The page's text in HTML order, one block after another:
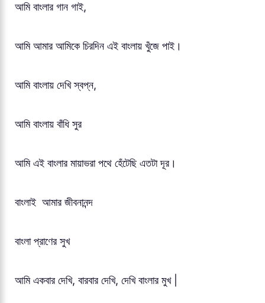
আমি বাংলার গান গাই,
আমি আমার আমিকে চিরদিন এই বাংলায় খুঁজে পাই।
আমি বাংলায় দেখি স্বপ্ন,
আমি বাংলায় বাঁধি সুর
আমি এই বাংলার মায়াভরা পথে হেঁটেছি এতটা দূর।
বাংলাই আমার জীবনানন্দ
বাংলা প্রাণের সুখ
আমি একবার দেখি, বারবার দেখি, দেখি বাংলার মুখ |